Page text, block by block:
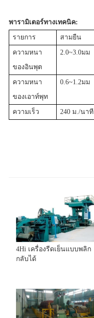
พารามิเตอร์ทางเทคนิค:
รายการ สามยืน
ความหนา
ของอินพุต
2.0~3.0มม
ความหนา
ของเอาท์พุท
0.6~1.2มม
ความเร็ว 240 ม./นาที
4Hi เครื่องรีดเย็นแบบพลิก
กลับได้